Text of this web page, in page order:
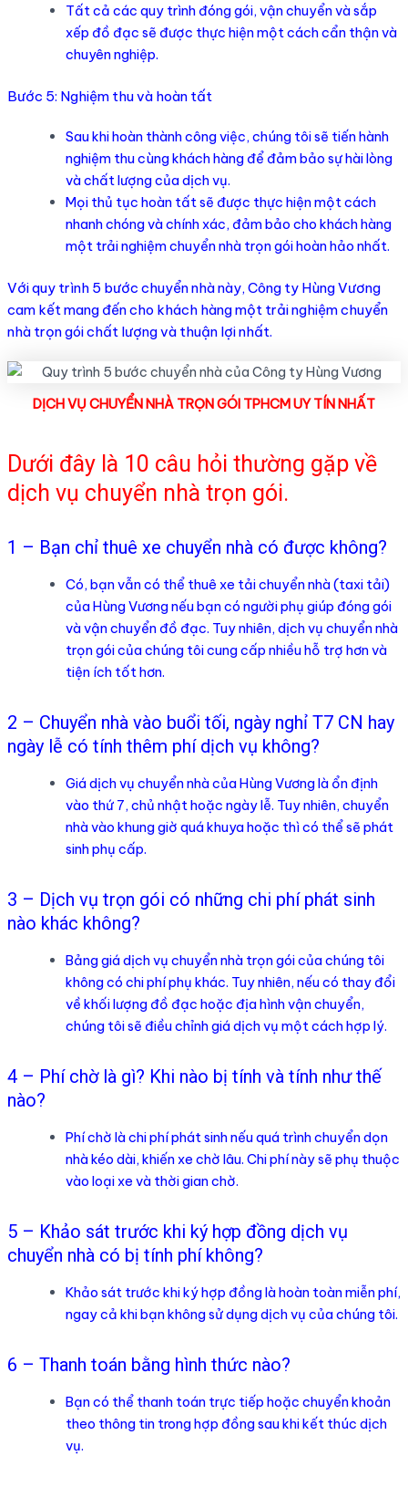
Tất cả các quy trình đóng gói, vận chuyển và sắp
xếp đồ đạc sẽ được thực hiện một cách cẩn thận và
chuyên nghiệp.
Bước 5: Nghiệm thu và hoàn tất
Sau khi hoàn thành công việc, chúng tôi sẽ tiến hành
nghiệm thu cùng khách hàng để đảm bảo sự hài lòng
và chất lượng của dịch vụ.
Mọi thủ tục hoàn tất sẽ được thực hiện một cách
nhanh chóng và chính xác, đảm bảo cho khách hàng
một trải nghiệm chuyển nhà trọn gói hoàn hảo nhất.
Với quy trình 5 bước chuyển nhà này, Công ty Hùng Vương
cam kết mang đến cho khách hàng một trải nghiệm chuyển
nhà trọn gói chất lượng và thuận lợi nhất.
DỊCH VỤ CHUYỂN NHÀ TRỌN GÓI TPHCM UY TÍN NHẤT
Dưới đây là 10 câu hỏi thường gặp về
dịch vụ chuyển nhà trọn gói.
1 – Bạn chỉ thuê xe chuyển nhà có được không?
Có, bạn vẫn có thể thuê xe tải chuyển nhà (taxi tải)
của Hùng Vương nếu bạn có người phụ giúp đóng gói
và vận chuyển đồ đạc. Tuy nhiên, dịch vụ chuyển nhà
trọn gói của chúng tôi cung cấp nhiều hỗ trợ hơn và
tiện ích tốt hơn.
2 – Chuyển nhà vào buổi tối, ngày nghỉ T7 CN hay
ngày lễ có tính thêm phí dịch vụ không?
Giá dịch vụ chuyển nhà của Hùng Vương là ổn định
vào thứ 7, chủ nhật hoặc ngày lễ. Tuy nhiên, chuyển
nhà vào khung giờ quá khuya hoặc thì có thể sẽ phát
sinh phụ cấp.
3 – Dịch vụ trọn gói có những chi phí phát sinh
nào khác không?
Bảng giá dịch vụ chuyển nhà trọn gói của chúng tôi
không có chi phí phụ khác. Tuy nhiên, nếu có thay đổi
về khối lượng đồ đạc hoặc địa hình vận chuyển,
chúng tôi sẽ điều chỉnh giá dịch vụ một cách hợp lý.
4 – Phí chờ là gì? Khi nào bị tính và tính như thế
nào?
Phí chờ là chi phí phát sinh nếu quá trình chuyển dọn
nhà kéo dài, khiến xe chờ lâu. Chi phí này sẽ phụ thuộc
vào loại xe và thời gian chờ.
5 – Khảo sát trước khi ký hợp đồng dịch vụ
chuyển nhà có bị tính phí không?
Khảo sát trước khi ký hợp đồng là hoàn toàn miễn phí,
ngay cả khi bạn không sử dụng dịch vụ của chúng tôi.
6 – Thanh toán bằng hình thức nào?
Bạn có thể thanh toán trực tiếp hoặc chuyển khoản
theo thông tin trong hợp đồng sau khi kết thúc dịch
vụ.